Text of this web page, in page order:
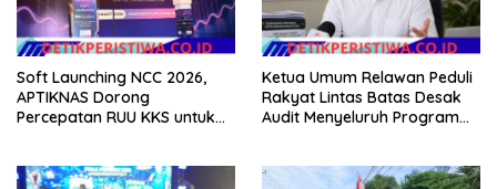
Soft Launching NCC 2026,
APTIKNAS Dorong
Percepatan RUU KKS untuk
Ketua Umum Relawan Peduli
Rakyat Lintas Batas Desak
Audit Menyeluruh Program
Kinerja Dinas Pertanian